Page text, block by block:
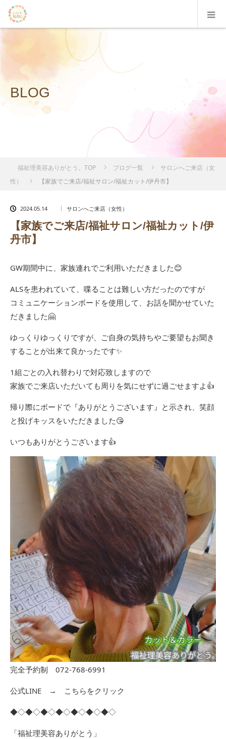
BLOG
福祉理美容ありがとう。TOP ブログ一覧
サロンへご来店（女
性）
【家族でご来店/福祉サロン/福祉カット/伊丹市】
2024.05.14 サロンへご来店（女性）
【家族でご来店/福祉サロン/福祉カット/伊
丹市】
GW期間中に、家族連れでご利用いただきました😊
ALSを患われていて、喋ることは難しい方だったのですが
コミュニケーションボードを使用して、お話を聞かせていた
だきました🤗
ゆっくりゆっくりですが、ご自身の気持ちやご要望もお聞き
することが出来て良かったです✨
1組ごとの入れ替わりで対応致しますので
家族でご来店いただいても周りを気にせずに過ごせますよ👍
帰り際にボードで『ありがとうございます』と示され、笑顔
と投げキッスをいただきました😘
いつもありがとうございます👍
完全予約制 072-768-6991
公式LINE → こちらをクリック
◆◇◆◇◆◇◆◇◆◇◆◇◆◇
「福祉理美容ありがとう」